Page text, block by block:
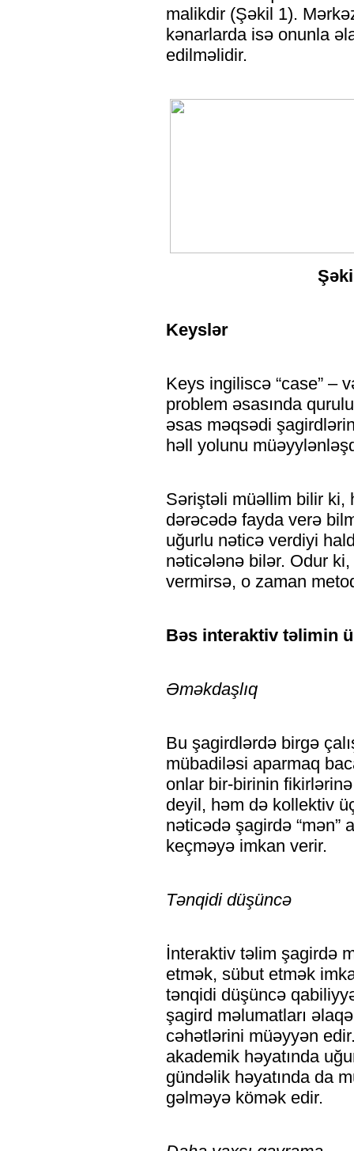
malikdir (Şəkil 1).
kənarlarda isə onunla
edilməlidir.
Şəkil 1.
Keyslər
Keys ingiliscə “case” –
problem əsasında
əsas məqsədi
həll yolunu
Səriştəli müəllim bilir ki,
dərəcədə fayda verə
uğurlu nəticə verdiyi
nəticələnə bilər. Odur
vermirsə, o zaman
Bəs interaktiv təlimin
Əməkdaşlıq
Bu şagirdlərdə birgə
mübadiləsi aparmaq
onlar bir-birinin
deyil, həm də kollektiv
nəticədə şagirdə “mən”
keçməyə imkan verir.
Tənqidi düşüncə
İnteraktiv təlim şagirdə
etmək, sübut etmək
tənqidi düşüncə
şagird məlumatları
cəhətlərini müəyyən
akademik həyatında
gündəlik həyatında da
gəlməyə kömək edir.